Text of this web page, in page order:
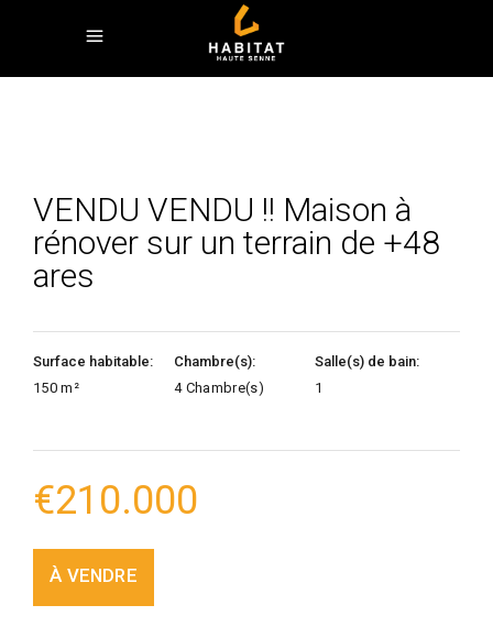
VENDU VENDU !! Maison à
rénover sur un terrain de +48
ares
Surface habitable:
150 m²
Chambre(s):
4 Chambre(s)
Salle(s) de bain:
1
€210.000
À VENDRE